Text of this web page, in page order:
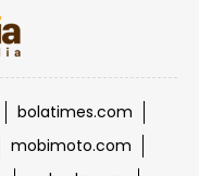
bolatimes.com
mobimoto.com